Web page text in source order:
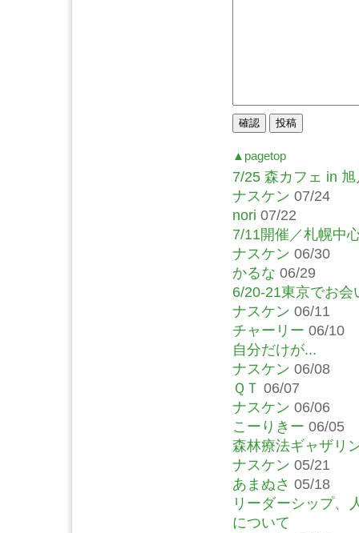
▲pagetop
7/25 森カフェ in
ナスケン 07/24
nori 07/22
7/11開催／札幌中
ナスケン 06/30
かるな 06/29
6/20-21東京でお
ナスケン 06/11
チャーリー 06/10
自分だけが...
ナスケン 06/08
ＱＴ 06/07
ナスケン 06/06
こーりきー 06/05
森林療法ギャザリ
ナスケン 05/21
あまぬさ 05/18
リーダーシップ、
について